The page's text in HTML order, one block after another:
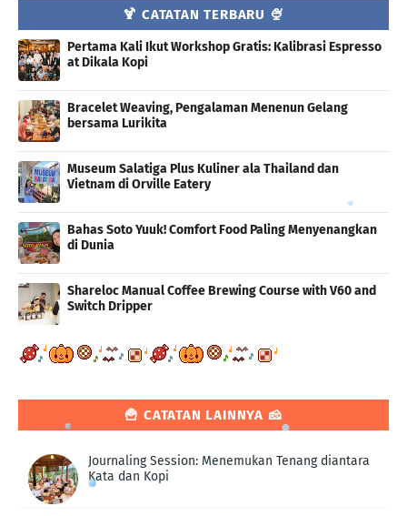
🍹 CATATAN TERBARU 🍨
Pertama Kali Ikut Workshop Gratis: Kalibrasi Espresso
at Dikala Kopi
Bracelet Weaving, Pengalaman Menenun Gelang
bersama Lurikita
Museum Salatiga Plus Kuliner ala Thailand dan
Vietnam di Orville Eatery
Bahas Soto Yuuk! Comfort Food Paling Menyenangkan
di Dunia
Shareloc Manual Coffee Brewing Course with V60 and
Switch Dripper
🍟 CATATAN LAINNYA 🧀
Journaling Session: Menemukan Tenang diantara
Kata dan Kopi